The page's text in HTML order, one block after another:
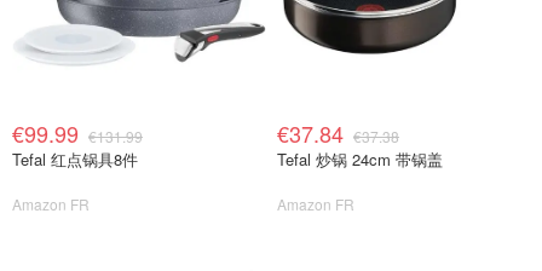
€99.99 €131.99
Tefal 红点锅具8件
Amazon FR
€37.84 €37.38
Tefal 炒锅 24cm 带锅盖
Amazon FR